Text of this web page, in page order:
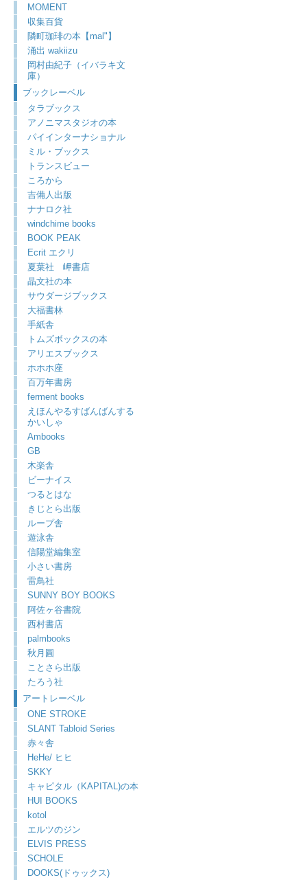
MOMENT
収集百貨
隣町珈琲の本【mal"】
涌出 wakiizu
岡村由紀子（イバラキ文
庫）
ブックレーベル
タラブックス
アノニマスタジオの本
パイインターナショナル
ミル・ブックス
トランスビュー
ころから
吉備人出版
ナナロク社
windchime books
BOOK PEAK
Ecrit エクリ
夏葉社 岬書店
晶文社の本
サウダージブックス
大福書林
手紙舎
トムズボックスの本
アリエスブックス
ホホホ座
百万年書房
ferment books
えほんやるすばんばんする
かいしゃ
Ambooks
GB
木楽舎
ビーナイス
つるとはな
きじとら出版
ループ舎
遊泳舎
信陽堂編集室
小さい書房
雷鳥社
SUNNY BOY BOOKS
阿佐ヶ谷書院
西村書店
palmbooks
秋月圓
ことさら出版
たろう社
アートレーベル
ONE STROKE
SLANT Tabloid Series
赤々舎
HeHe/ ヒヒ
SKKY
キャピタル（KAPITAL)の本
HUI BOOKS
kotol
エルツのジン
ELVIS PRESS
SCHOLE
DOOKS(ドゥックス)